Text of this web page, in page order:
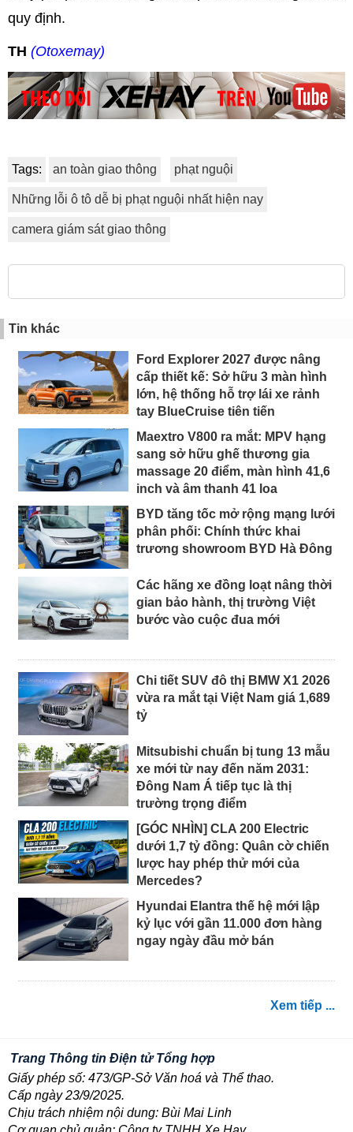
quy định.
TH (Otoxemay)
Tags: an toàn giao thông phạt nguội
Những lỗi ô tô dễ bị phạt nguội nhất hiện nay
camera giám sát giao thông
Tin khác
Ford Explorer 2027 được nâng
cấp thiết kế: Sở hữu 3 màn hình
lớn, hệ thống hỗ trợ lái xe rảnh
tay BlueCruise tiên tiến
Maextro V800 ra mắt: MPV hạng
sang sở hữu ghế thương gia
massage 20 điểm, màn hình 41,6
inch và âm thanh 41 loa
BYD tăng tốc mở rộng mạng lưới
phân phối: Chính thức khai
trương showroom BYD Hà Đông
Các hãng xe đồng loạt nâng thời
gian bảo hành, thị trường Việt
bước vào cuộc đua mới
Chi tiết SUV đô thị BMW X1 2026
vừa ra mắt tại Việt Nam giá 1,689
tỷ
Mitsubishi chuẩn bị tung 13 mẫu
xe mới từ nay đến năm 2031:
Đông Nam Á tiếp tục là thị
trường trọng điểm
[GÓC NHÌN] CLA 200 Electric
dưới 1,7 tỷ đồng: Quân cờ chiến
lược hay phép thử mới của
Mercedes?
Hyundai Elantra thế hệ mới lập
kỷ lục với gần 11.000 đơn hàng
ngay ngày đầu mở bán
Xem tiếp ...
Trang Thông tin Điện tử Tổng hợp
Giấy phép số: 473/GP-Sở Văn hoá và Thể thao.
Cấp ngày 23/9/2025.
Chịu trách nhiệm nội dung: Bùi Mai Linh